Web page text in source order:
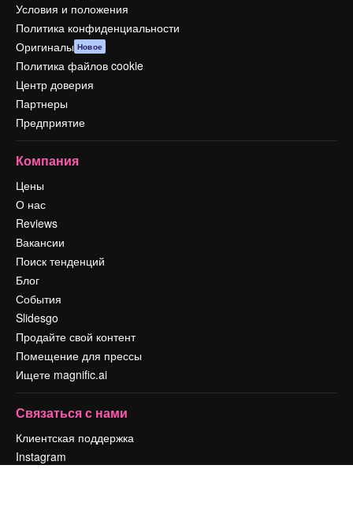
Условия и положения
Политика конфиденциальности
Оригиналы Новое
Политика файлов cookie
Центр доверия
Партнеры
Предприятие
Компания
Цены
О нас
Reviews
Вакансии
Поиск тенденций
Блог
События
Slidesgo
Продайте свой контент
Помещение для прессы
Ищете magnific.ai
Связаться с нами
Клиентская поддержка
Instagram